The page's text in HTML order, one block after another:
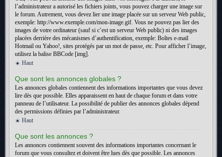
l’administrateur a autorisé les fichiers joints, vous pouvez charger une image sur
le forum. Autrement, vous devez lier une image placée sur un serveur Web public,
exemple: http://www.exemple.com/mon-image.gif. Vous ne pouvez pas lier des
images de votre ordinateur (sauf si c’est un serveur Web public) ni des images
placées derrière des mécanismes d’authentification, exemple: Boîtes e-mail
Hotmail ou Yahoo!, sites protégés par un mot de passe, etc. Pour afficher l’image,
utilisez la balise BBCode [img].
Haut
Que sont les annonces globales ?
Les annonces globales contiennent des informations importantes que vous devez
lire dès que possible. Elles apparaissent en haut de chaque forum et dans votre
panneau de l’utilisateur. La possibilité de publier des annonces globales dépend
des permissions définies par l’administrateur.
Haut
Que sont les annonces ?
Les annonces contiennent souvent des informations importantes concernant le
forum que vous consultez et doivent être lues dès que possible. Les annonces